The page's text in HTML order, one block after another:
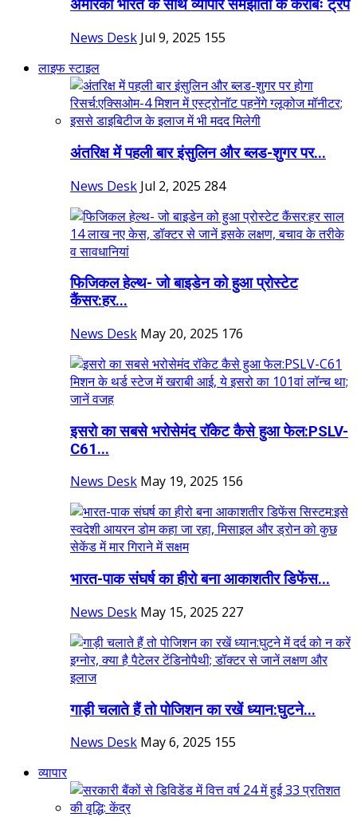
अमेरिका भारत के साथ व्यापार समझौता के करीबः ट्रंप
News Desk Jul 9, 2025 155
लाइफ स्टाइल
अंतरिक्ष में पहली बार इंसुलिन और ब्लड-शुगर पर...
News Desk Jul 2, 2025 284
फिजिकल हेल्थ- जो बाइडेन को हुआ प्रोस्टेट
कैंसर:हर...
News Desk May 20, 2025 176
इसरो का सबसे भरोसेमंद रॉकेट कैसे हुआ फेल:PSLV-
C61...
News Desk May 19, 2025 156
भारत-पाक संघर्ष का हीरो बना ​​​​​​​आकाशतीर डिफेंस...
News Desk May 15, 2025 227
गाड़ी चलाते हैं तो पोजिशन का रखें ध्यान:घुटने...
News Desk May 6, 2025 155
व्यापार